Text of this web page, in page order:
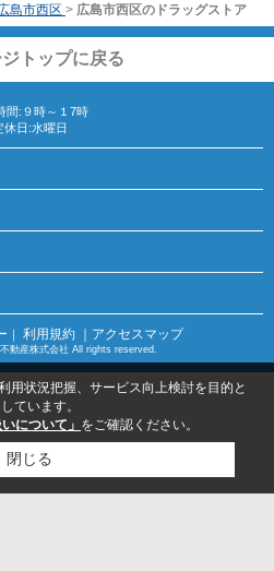
島市西区 > 広島市西区のドラッグストア
トップに戻る
間:９時～１7時
休日:水曜日
｜ 利用規約 ｜アクセスマップ
動産株式会社 All rights reserved.
用状況把握、サービス向上検討を目的と
ています。
について」 をご確認ください。
閉じる